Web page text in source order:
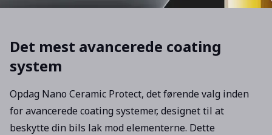
Det mest avancerede coating
system
Opdag Nano Ceramic Protect, det førende valg inden
for avancerede coating systemer, designet til at
beskytte din bils lak mod elementerne. Dette